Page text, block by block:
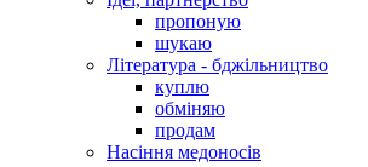
пропоную
шукаю
Література - бджільництво
куплю
обміняю
продам
Насіння медоносів